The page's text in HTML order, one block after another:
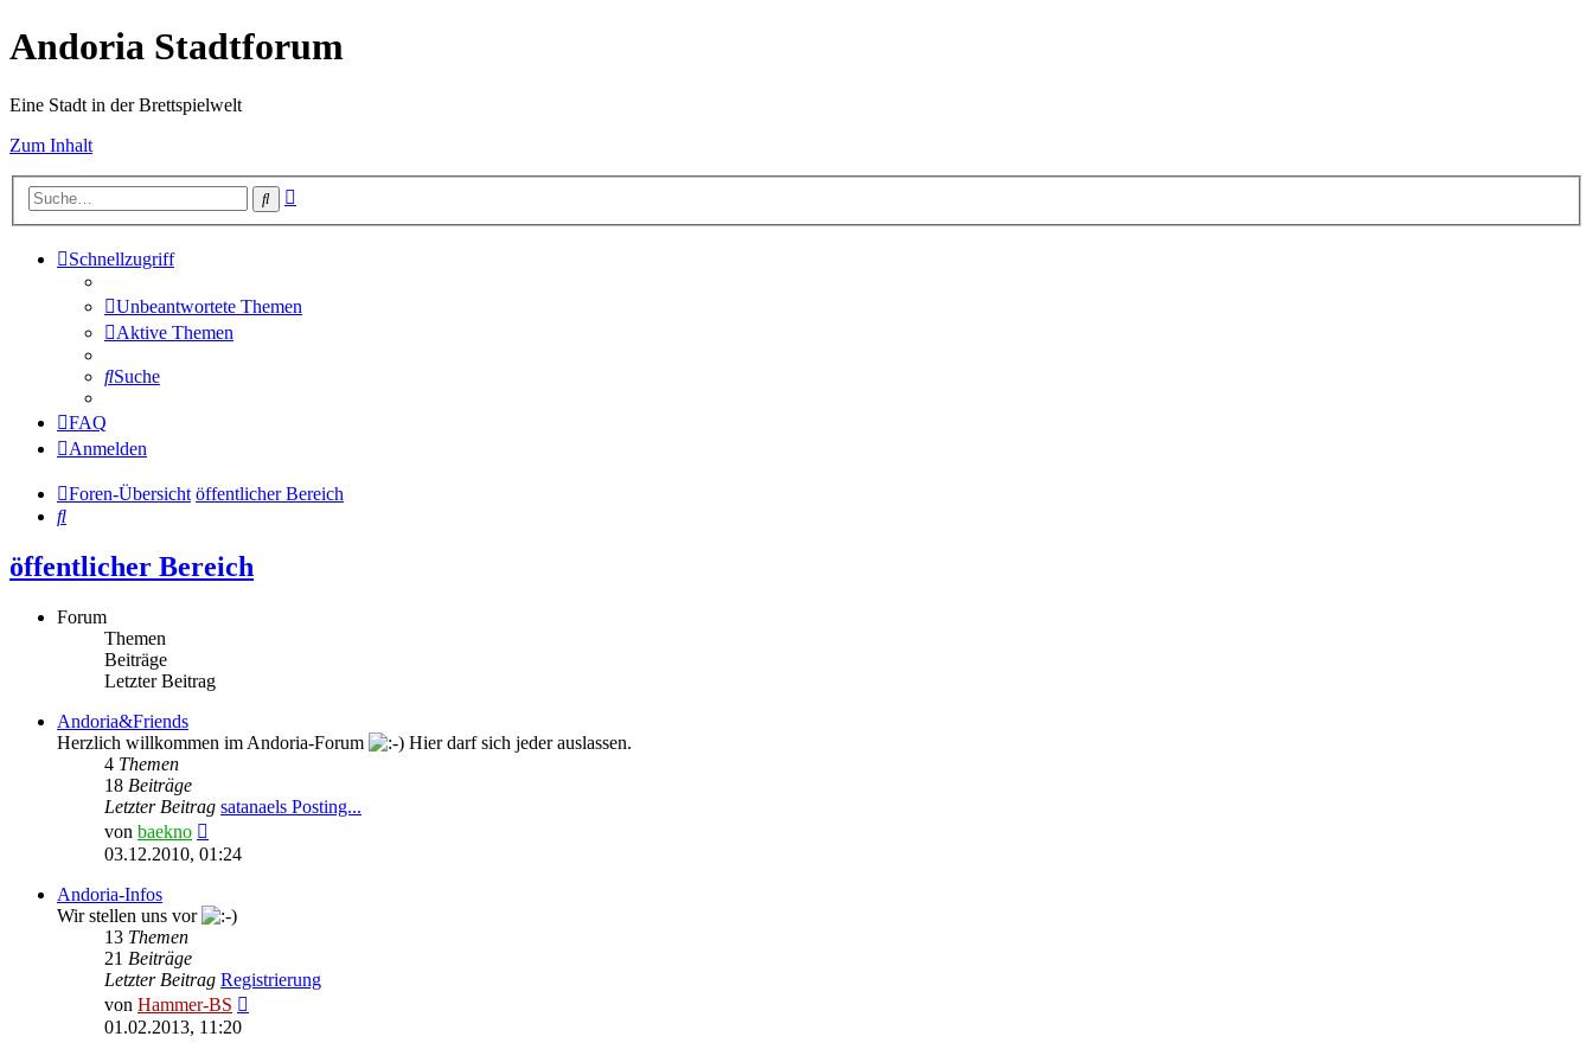
Andoria Stadtforum
Eine Stadt in der Brettspielwelt
Zum Inhalt
Suche
Schnellzugriff
Unbeantwortete Themen
Aktive Themen
Suche
FAQ
Anmelden
Foren-Übersicht öffentlicher Bereich
Suche
öffentlicher Bereich
Forum
Themen
Beiträge
Letzter Beitrag
Andoria&Friends
Herzlich willkommen im Andoria-Forum
Hier darf sich jeder auslassen.
4 Themen
18 Beiträge
Letzter Beitrag satanaels Posting...
von baekno
Beitrag
03.12.2010, 01:24
Andoria-Infos
Wir stellen uns vor
13 Themen
21 Beiträge
Letzter Beitrag Registrierung
von Hammer-BS
01.02.2013, 11:20